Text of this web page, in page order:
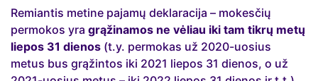
Remiantis metine pajamų deklaracija – mokesčių
permokos yra grąžinamos ne vėliau iki tam tikrų metų
liepos 31 dienos (t.y. permokas už 2020-uosius
metus bus grąžintos iki 2021 liepos 31 dienos, o už